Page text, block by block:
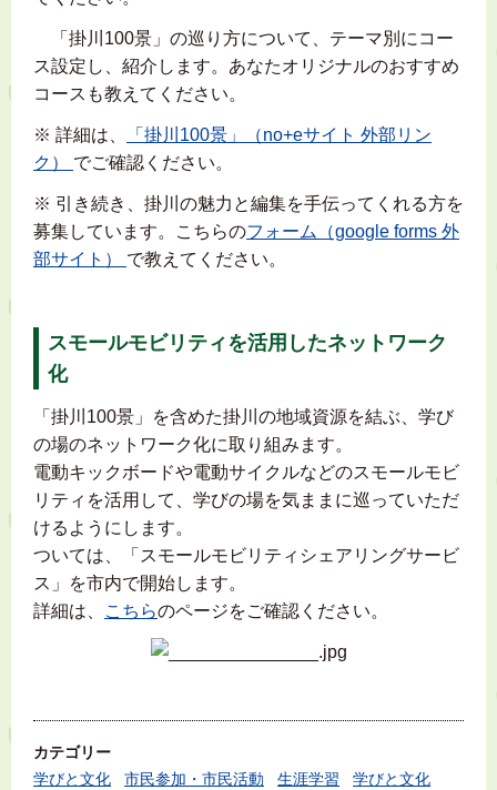
「掛川100景」の巡り方について、テーマ別にコー
ス設定し、紹介します。あなたオリジナルのおすすめ
コースも教えてください。
※ 詳細は、
「掛川100景」（no+eサイト 外部リン
ク）
でご確認ください。
※ 引き続き、掛川の魅力と編集を手伝ってくれる方を
募集しています。こちらのフォーム（google forms 外
部サイト）
で教えてください。
スモールモビリティを活用したネットワーク
化
「掛川100景」を含めた掛川の地域資源を結ぶ、学び
の場のネットワーク化に取り組みます。
電動キックボードや電動サイクルなどのスモールモビ
リティを活用して、学びの場を気ままに巡っていただ
けるようにします。
ついては、「スモールモビリティシェアリングサービ
ス」を市内で開始します。
詳細は、
こちらのページをご確認ください。
カテゴリー
学びと文化
市民参加・市民活動 生涯学習 学びと文化